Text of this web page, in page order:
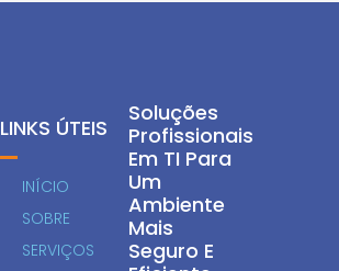
Soluções
Profissionais
Em TI Para
Um
Ambiente
Mais
Seguro E
LINKS ÚTEIS
INÍCIO
SOBRE
SERVIÇOS